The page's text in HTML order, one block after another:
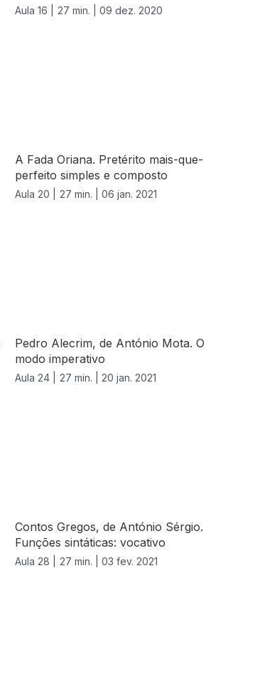
Aula 16 | 27 min. | 09 dez. 2020
A Fada Oriana. Pretérito mais-que-
perfeito simples e composto
Aula 20 | 27 min. | 06 jan. 2021
Pedro Alecrim, de António Mota. O
modo imperativo
Aula 24 | 27 min. | 20 jan. 2021
Contos Gregos, de António Sérgio.
Funções sintáticas: vocativo
Aula 28 | 27 min. | 03 fev. 2021